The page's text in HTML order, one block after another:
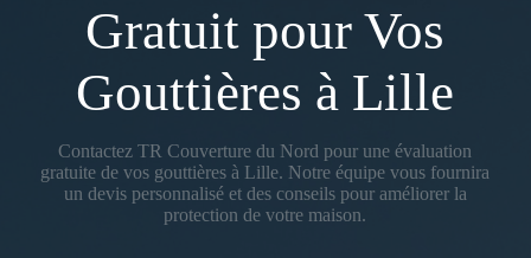
Gratuit pour Vos
Gouttières à Lille
Contactez TR Couverture du Nord pour une évaluation
gratuite de vos gouttières à Lille. Notre équipe vous fournira
un devis personnalisé et des conseils pour améliorer la
protection de votre maison.